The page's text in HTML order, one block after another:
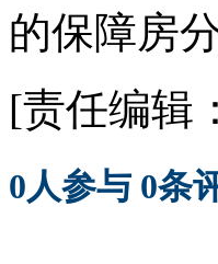
的保障房
[责任编辑
0人参与 0条